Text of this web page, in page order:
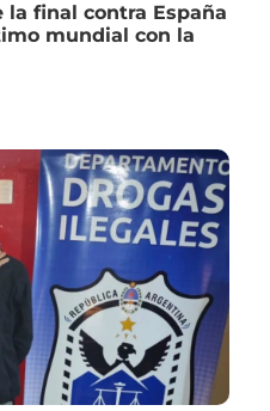
final contra España
mundial con la